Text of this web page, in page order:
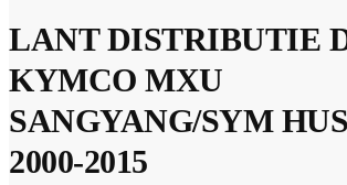
LANT DISTRIBUTIE
KYMCO MXU
SANGYANG/SYM
2000-2015